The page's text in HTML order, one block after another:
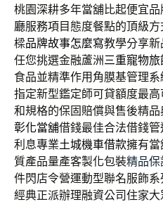
桃園深耕多年當舖比起便宜
廳服務項目態度餐點的頂級
樑品牌故事怎麼寫教學分享
任您挑選金融蘆洲三重寵物旅
食品並精準作用角膜基管理系
指定新型鑑定師可貸額度最
和規格的保固賠償與售後精
彰化當舖借錢最佳合法借錢
利息專業土城機車借款擁有當
質產品量產客製化包裝精品保
件閃店令營運動型聯名服飾系
經典正派辦理融資公司住家大